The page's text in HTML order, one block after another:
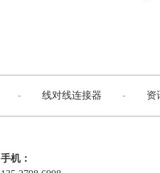
- 线对线连接器 - 资
手机：